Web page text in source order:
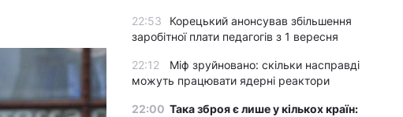
22:53
Корецький анонсував збільшення
заробітної плати педагогів з 1 вересня
22:12
Міф зруйновано: скільки насправді
можуть працювати ядерні реактори
22:00 Така зброя є лише у кількох країн: